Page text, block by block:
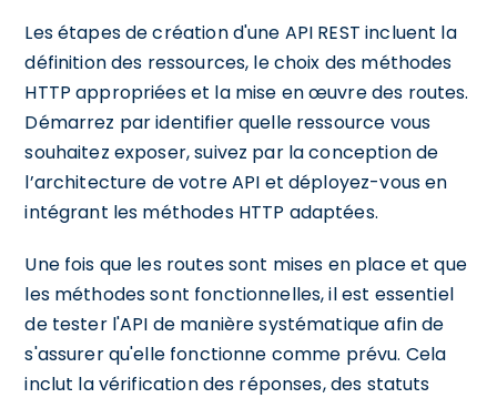
Les étapes de création d'une API REST incluent la
définition des ressources, le choix des méthodes
HTTP appropriées et la mise en œuvre des routes.
Démarrez par identifier quelle ressource vous
souhaitez exposer, suivez par la conception de
l’architecture de votre API et déployez-vous en
intégrant les méthodes HTTP adaptées.
Une fois que les routes sont mises en place et que
les méthodes sont fonctionnelles, il est essentiel
de tester l'API de manière systématique afin de
s'assurer qu'elle fonctionne comme prévu. Cela
inclut la vérification des réponses, des statuts